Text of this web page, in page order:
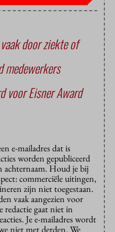
door ziekte of
medewerkers
voor Eisner Award
e-mailadres dat is
worden gepubliceerd
Houd je bij
commerciële uitingen,
zijn niet toegestaan.
vaak aangezien voor
redactie gaat niet in
Je e-mailadres wordt
niet met derden. We